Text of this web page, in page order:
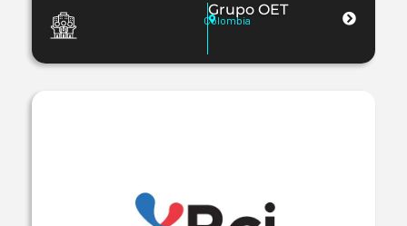
Grupo OET
Colombia